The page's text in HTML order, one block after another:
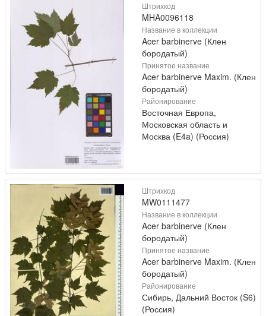
Штрихкод
MHA0096118
Название в коллекции
Acer barbinerve (Клен
бородатый)
Принятое название
Acer barbinerve Maxim. (Клен
бородатый)
Районирование
Восточная Европа,
Московская область и
Москва (E4a) (Россия)
Штрихкод
MW0111477
Название в коллекции
Acer barbinerve (Клен
бородатый)
Принятое название
Acer barbinerve Maxim. (Клен
бородатый)
Районирование
Сибирь, Дальний Восток (S6)
(Россия)